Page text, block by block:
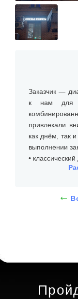
Заказчик —
к нам для
привлекали
как днём, так
выполнении
•
• яркая
перепадам